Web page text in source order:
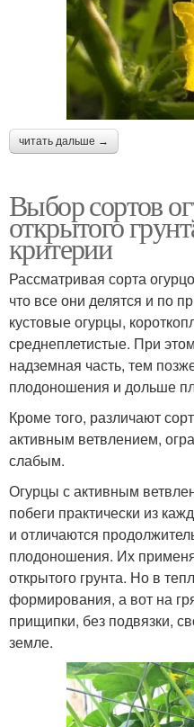
читать дальше →
Выбор сортов
открытого
критерии
Рассматривая сорта
что все они делятся и по
кустовые огурцы,
среднеплетистые. При
надземная часть, тем
плодоношения и дольше
Кроме того, различают
активным ветвлением,
слабым.
Огурцы с активным
побеги практически из
и отличаются
плодоношения. Их
открытого грунта. Но в
формирования, а вот на
прищипки, без подвязки,
земле.